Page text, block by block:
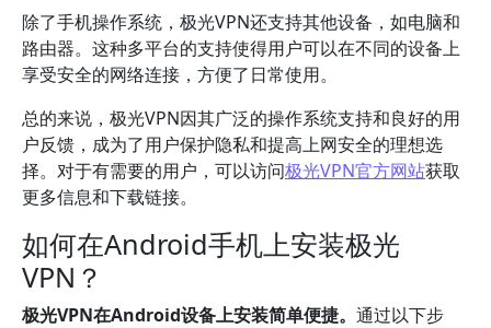
除了手机操作系统，极光VPN还支持其他设备，如电脑和
路由器。这种多平台的支持使得用户可以在不同的设备上
享受安全的网络连接，方便了日常使用。
总的来说，极光VPN因其广泛的操作系统支持和良好的用
户反馈，成为了用户保护隐私和提高上网安全的理想选
择。对于有需要的用户，可以访问极光VPN官方网站获取
更多信息和下载链接。
如何在Android手机上安装极光
VPN？
极光VPN在Android设备上安装简单便捷。 通过以下步